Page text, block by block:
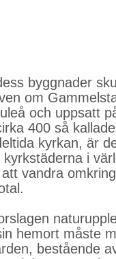
byggnader
om
och uppsatt
400 så
kyrkan, är
i
vandra
hemort måste
bestående